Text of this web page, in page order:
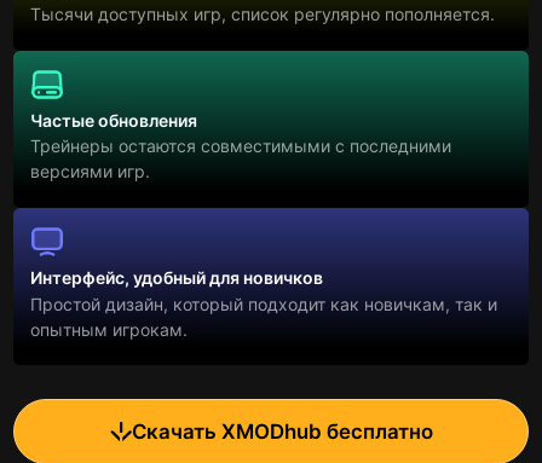
Тысячи доступных игр, список регулярно пополняется.
Частые обновления
Трейнеры остаются совместимыми с последними
версиями игр.
Интерфейс, удобный для новичков
Простой дизайн, который подходит как новичкам, так и
опытным игрокам.
Скачать XMODhub бесплатно